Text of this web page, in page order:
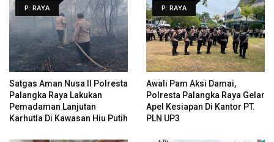
P. RAYA
Satgas Aman Nusa II Polresta
Palangka Raya Lakukan
Pemadaman Lanjutan
Karhutla Di Kawasan Hiu Putih
P. RAYA
Awali Pam Aksi Damai,
Polresta Palangka Raya Gelar
Apel Kesiapan Di Kantor PT.
PLN UP3